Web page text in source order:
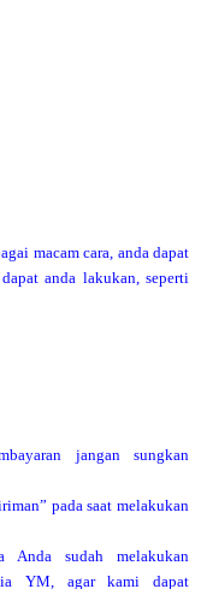
macam cara, anda dapat
anda lakukan, seperti
jangan sungkan
pada saat melakukan
sudah melakukan
YM, agar kami dapat